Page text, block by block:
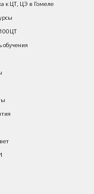
к ЦТ, ЦЭ в Гомеле
обучения